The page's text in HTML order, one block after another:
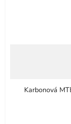
Karbonová